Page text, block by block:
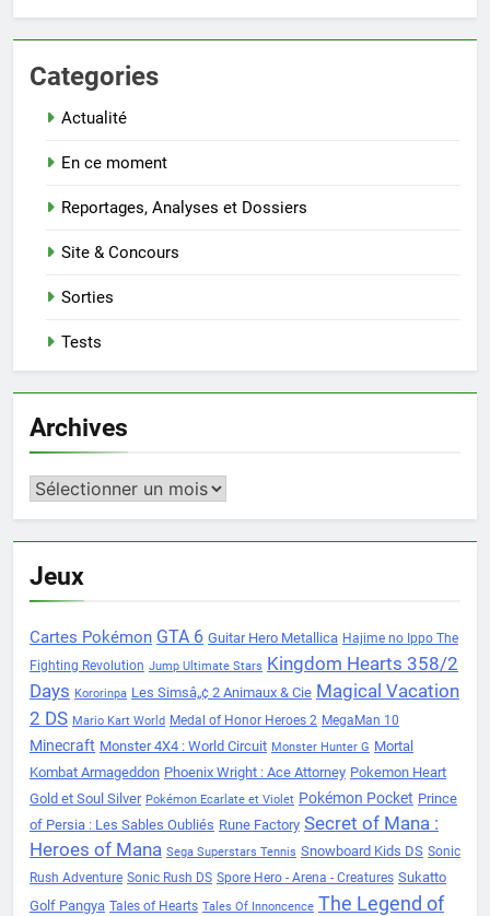
Categories
Actualité
En ce moment
Reportages, Analyses et Dossiers
Site & Concours
Sorties
Tests
Archives
Archives
Jeux
Cartes Pokémon GTA 6 Guitar Hero Metallica Hajime no Ippo The
Fighting Revolution Jump Ultimate Stars Kingdom Hearts 358/2
Days Kororinpa Les Simsâ„¢ 2 Animaux & Cie Magical Vacation
2 DS Mario Kart World Medal of Honor Heroes 2 MegaMan 10
Minecraft Monster 4X4 : World Circuit Monster Hunter G Mortal
Kombat Armageddon Phoenix Wright : Ace Attorney Pokemon Heart
Gold et Soul Silver Pokémon Ecarlate et Violet Pokémon Pocket Prince
of Persia : Les Sables Oubliés Rune Factory Secret of Mana :
Heroes of Mana Sega Superstars Tennis Snowboard Kids DS Sonic
Rush Adventure Sonic Rush DS Spore Hero - Arena - Creatures Sukatto
Golf Pangya Tales of Hearts Tales Of Innoncence The Legend of